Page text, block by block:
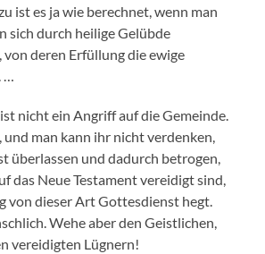
ist es ja wie berechnet, wenn man
sich durch heilige Gelübde
deren Erfüllung die ewige
…
nicht ein Angriff auf die Gemeinde.
und man kann ihr nicht verdenken,
überlassen und dadurch betrogen,
das Neue Testament vereidigt sind,
von dieser Art Gottesdienst hegt.
Wehe aber den Geistlichen,
vereidigten Lügnern!